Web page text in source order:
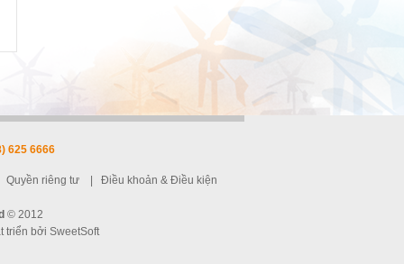
625 6666
Quyền riêng tư
Điều khoản & Điều kiện
© 2012
triển bởi SweetSoft